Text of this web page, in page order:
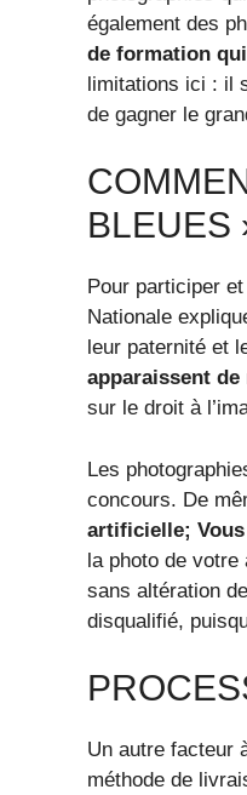
également des
de formation
limitations ici : il
de gagner le
BLEUES
Pour participer
Nationale
leur paternité et
apparaissent
sur le droit à
Les
concours. De
artificielle;
la photo de votre
sans altération
disqualifié,
Un autre facteur
méthode de